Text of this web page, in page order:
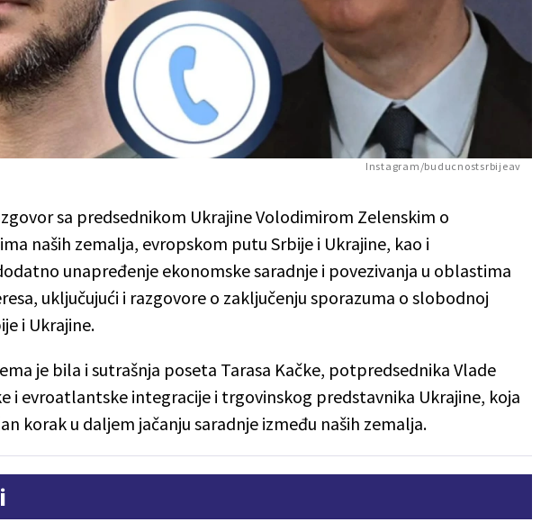
Instagram/buducnostsrbijeav
sa predsednikom Ukrajine Volodimirom Zelenskim o
naših zemalja, evropskom putu Srbije i Ukrajine, kao i
unapređenje ekonomske saradnje i povezivanja u oblastima
uključujući i razgovore o zaključenju sporazuma o slobodnoj
i Ukrajine.
je bila i sutrašnja poseta Tarasa Kačke, potpredsednika Vlade
i evroatlantske integracije i trgovinskog predstavnika Ukrajine, koja
korak u daljem jačanju saradnje između naših zemalja.